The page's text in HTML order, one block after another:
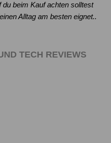
beim Kauf achten solltest
Alltag am besten eignet..
TECH REVIEWS